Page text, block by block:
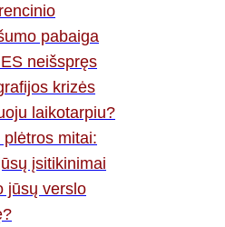
pabaiga
neišspręs
krizės
laikotarpiu?
plėtros mitai:
įsitikinimai
jūsų verslo